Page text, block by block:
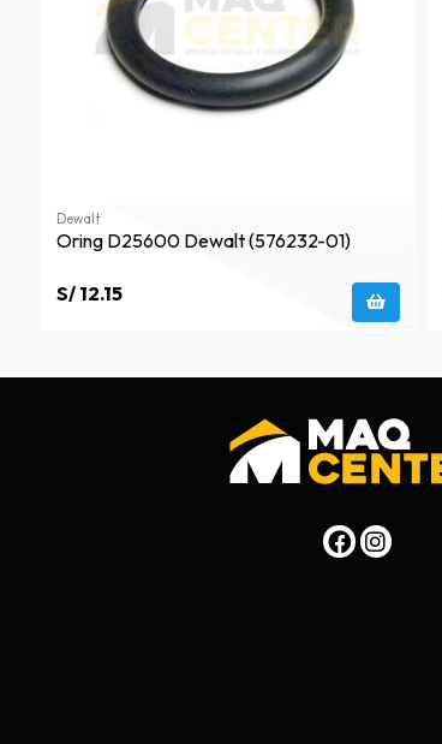
Dewalt
Oring D25600 Dewalt (576232-01)
S/ 12.15